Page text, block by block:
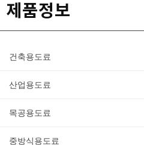
제품정보
건축용도료
산업용도료
목공용도료
중방식용도료